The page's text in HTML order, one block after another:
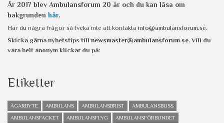
År 2017 blev Ambulansforum 20 år och du kan läsa om
bakgrunden här.
Har du några frågor så tveka inte att kontakta info@ambulansforum.se.
Skicka gärna nyhetstips till newsmaster@ambulansforum.se. Vill du
vara helt anonym klickar du på:
Etiketter
ÄGARBYTE AMBULANS AMBULANSBRIST
AMBULANSBUSS
AMBULANSFACKET
AMBULANSFLYG
AMBULANSFÖRBUNDET